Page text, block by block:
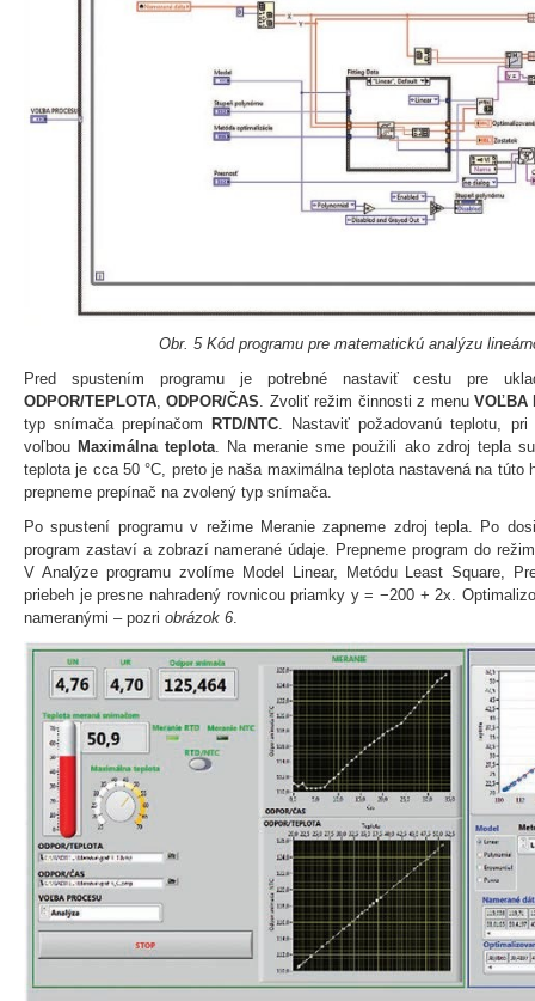
Obr. 5 Kód programu pre matematickú analýzu
Pred spustením programu je potrebné nastaviť cestu pre
ODPOR/TEPLOTA,ODPOR/ČAS. Zvoliť režim činnosti z menu VOĽBA
typ snímača prepínačom
RTD/NTC. Nastaviť požadovanú teplotu,
voľbou Maximálna teplota. Na meranie sme použili ako zdroj tepla
teplota je cca 50 °C, preto je naša maximálna teplota nastavená na túto
prepneme prepínač na zvolený typ snímača.
Po spustení programu v režime Meranie zapneme zdroj tepla. Po
program zastaví a zobrazí namerané údaje. Prepneme program do
V Analýze programu zvolíme Model Linear, Metódu Least Square,
priebeh je presne nahradený rovnicou priamky y = −200 + 2x.
nameranými – pozri obrázok 6.